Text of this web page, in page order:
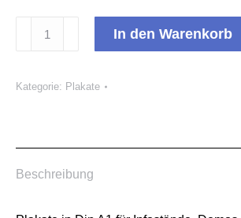
für
In den Warenkorb
Kategorie: Plakate
Beschreibung